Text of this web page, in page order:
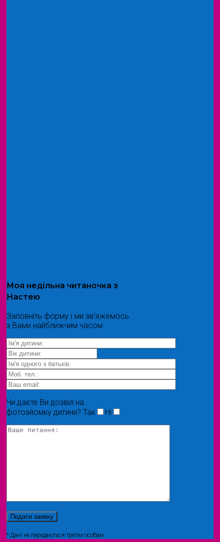
Моя недільна читаночка з
Настею
Заповніть форму і ми зв'яжемось
з Вами найближчим часом
Чи даєте Ви дозвіл на
фотозйомку дитини? Так Ні
* Дані не передаються третім особам